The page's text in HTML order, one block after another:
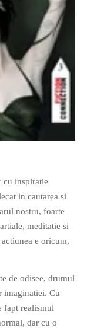
cu inspiratie
in cautarea si
nostru, foarte
meditatie si
e oricum,
de odisee, drumul
imaginatiei. Cu
fapt realismul
dar cu o